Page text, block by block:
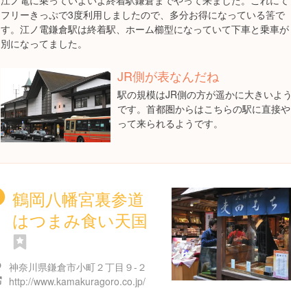
フリーきっぷで3度利用しましたので、多分お得になっている筈で
す。江ノ電鎌倉駅は終着駅、ホーム櫛型になっていて下車と乗車が
別になってました。
JR側が表なんだね
駅の規模はJR側の方が遥かに大きいよう
です。首都圏からはこちらの駅に直接や
って来られるようです。
鶴岡八幡宮裏参道
はつまみ食い天国
神奈川県鎌倉市小町２丁目９-２
http://www.kamakuragoro.co.jp/